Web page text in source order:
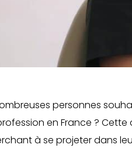
personnes
en France ?
à se projeter dans